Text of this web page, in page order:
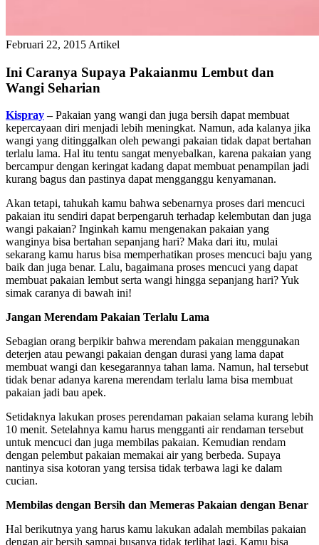
Februari 22, 2015 Artikel
Ini Caranya Supaya Pakaianmu Lembut dan
Wangi Seharian
Kispray–Pakaian yang wangi dan juga bersih dapat membuat
kepercayaan diri menjadi lebih meningkat. Namun, ada kalanya jika
wangi yang ditinggalkan oleh pewangi pakaian tidak dapat bertahan
terlalu lama. Hal itu tentu sangat menyebalkan, karena pakaian yang
bercampur dengan keringat kadang dapat membuat penampilan jadi
kurang bagus dan pastinya dapat mengganggu kenyamanan.
Akan tetapi, tahukah kamu bahwa sebenarnya proses dari mencuci
pakaian itu sendiri dapat berpengaruh terhadap kelembutan dan juga
wangi pakaian? Inginkah kamu mengenakan pakaian yang
wanginya bisa bertahan sepanjang hari? Maka dari itu, mulai
sekarang kamu harus bisa memperhatikan proses mencuci baju yang
baik dan juga benar. Lalu, bagaimana proses mencuci yang dapat
membuat pakaian lembut serta wangi hingga sepanjang hari? Yuk
simak caranya di bawah ini!
Jangan Merendam Pakaian Terlalu Lama
Sebagian orang berpikir bahwa merendam pakaian menggunakan
deterjen atau pewangi pakaian dengan durasi yang lama dapat
membuat wangi dan kesegarannya tahan lama. Namun, hal tersebut
tidak benar adanya karena merendam terlalu lama bisa membuat
pakaian jadi bau apek.
Setidaknya lakukan proses perendaman pakaian selama kurang lebih
10 menit. Setelahnya kamu harus mengganti air rendaman tersebut
untuk mencuci dan juga membilas pakaian. Kemudian rendam
dengan pelembut pakaian memakai air yang berbeda. Supaya
nantinya sisa kotoran yang tersisa tidak terbawa lagi ke dalam
cucian.
Membilas dengan Bersih dan Memeras Pakaian dengan Benar
Hal berikutnya yang harus kamu lakukan adalah membilas pakaian
dengan air bersih sampai busanya tidak terlihat lagi. Kamu bisa